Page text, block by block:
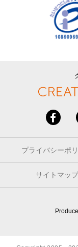
プライバシーポ
サイトマップ